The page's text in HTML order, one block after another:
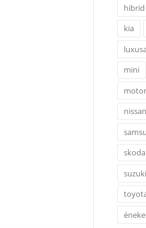
hibrid
kia
mini
skoda
suzuki